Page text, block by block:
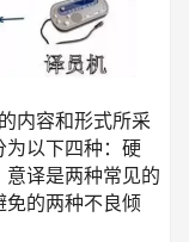
内容和形式所采
为以下四种：硬
译是两种常见的
免的两种不良倾